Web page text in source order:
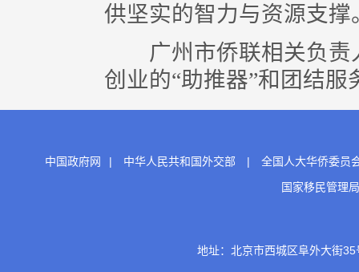
供坚实的智力与资源支撑
广州市侨联相关负责
创业的“助推器”和团结服
中国政府网 | 中华人民共和国外交部 |
全国人大华侨委员
国家移民管理局
地址：北京市西城区阜外大街